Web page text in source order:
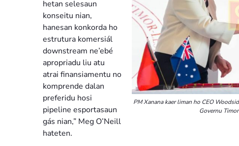
PM Xanana kaer liman ho CEO
Governu
hetan selesaun
konseitu nian,
hanesan konkorda ho
estrutura komersiál
downstream ne’ebé
apropriadu liu atu
atrai finansiamentu no
komprende dalan
preferidu hosi
pipeline esportasaun
gás nian,” Meg O’Neill
hateten.